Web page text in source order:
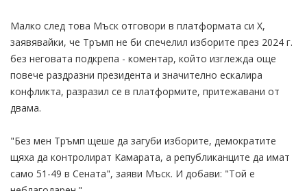
Малко след това Мъск отговори в платформата си X,
заявявайки, че Тръмп не би спечелил изборите през 2024 г.
без неговата подкрепа - коментар, който изглежда още
повече раздразни президента и значително ескалира
конфликта, разразил се в платформите, притежавани от
двама.
"Без мен Тръмп щеше да загуби изборите, демократите
щяха да контролират Камарата, а републиканците да имат
само 51-49 в Сената", заяви Мъск. И добави: "Той е